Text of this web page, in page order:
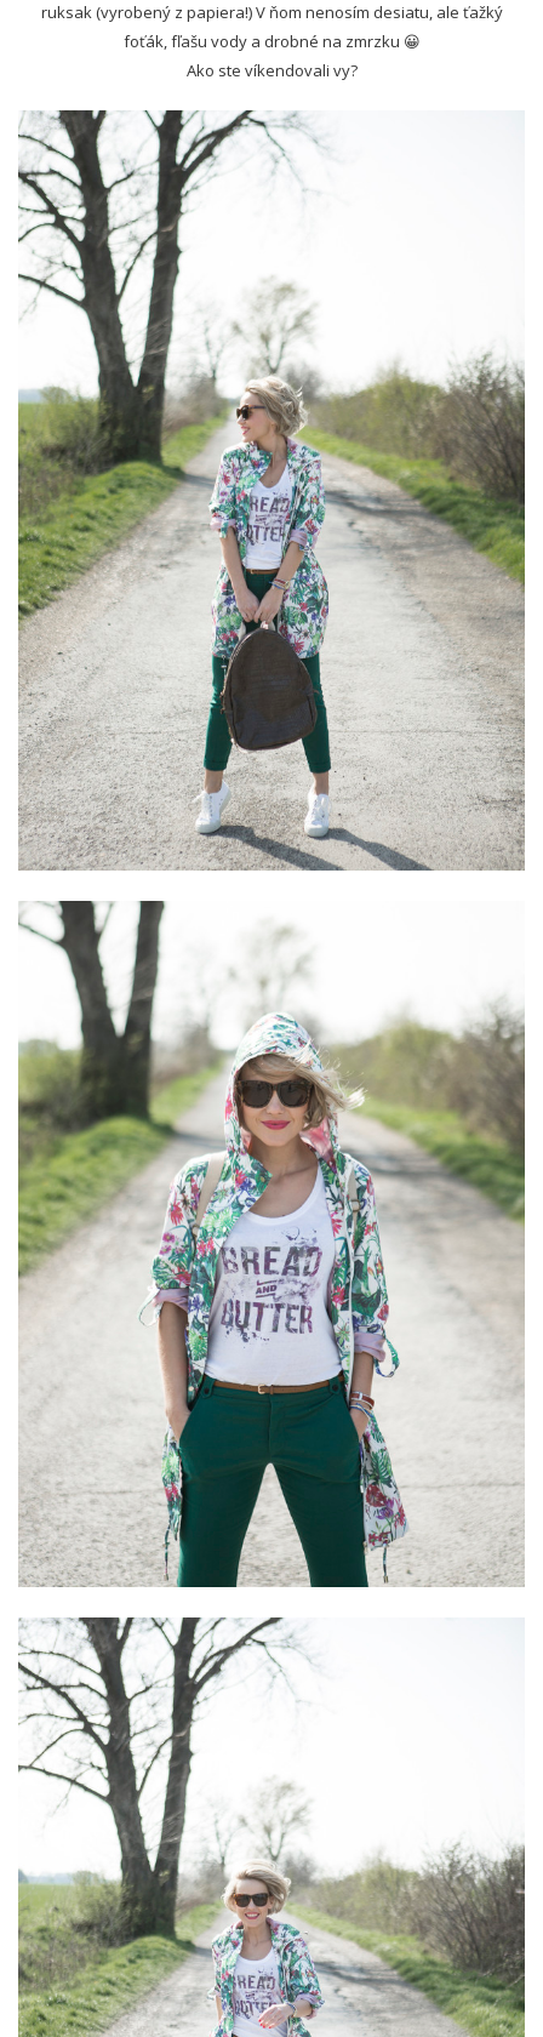
ruksak (vyrobený z papiera!) V ňom nenosím desiatu, ale ťažký
foťák, fľašu vody a drobné na zmrzku 😀
Ako ste víkendovali vy?